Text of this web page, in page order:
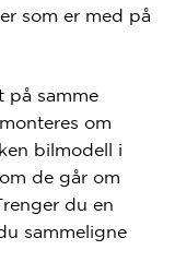
som er med på
på samme
om
bilmodell i
de går om
du en
sammeligne